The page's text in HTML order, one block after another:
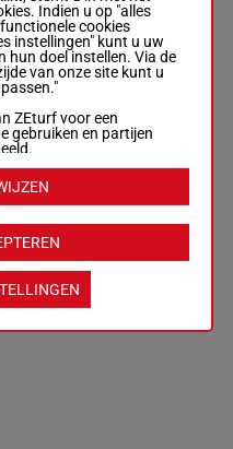
Indien u op "alles
cookies
instellingen" kunt u uw
hun doel instellen. Via de
van onze site kunt u
ZEturf voor een
gebruiken en partijen